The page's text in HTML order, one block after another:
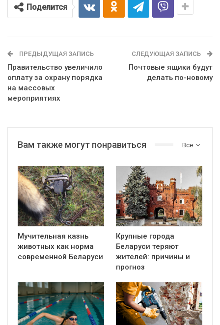
Поделится
ПРЕДЫДУЩАЯ ЗАПИСЬ
Правительство увеличило
оплату за охрану порядка
на массовых
мероприятиях
СЛЕДУЮЩАЯ ЗАПИСЬ
Почтовые ящики будут
делать по-новому
Все
Вам также могут понравиться
Мучительная казнь
животных как норма
современной Беларуси
Крупные города
Беларуси теряют
жителей: причины и
прогноз